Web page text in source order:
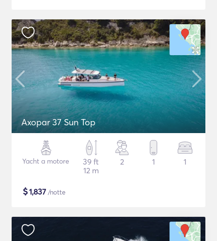
Axopar 37 Sun Top
Yacht a motore
39 ft
12 m
2 1 1
$1,837 /notte